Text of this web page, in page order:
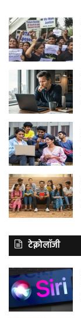
टेक्नोलॉजी